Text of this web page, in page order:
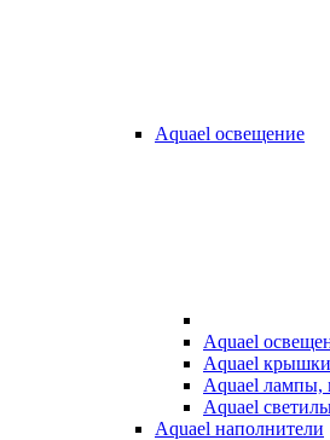
Aquael освещение
Aquael
Aquael крышки
Aquael лампы,
Aquael
Aquael наполнители